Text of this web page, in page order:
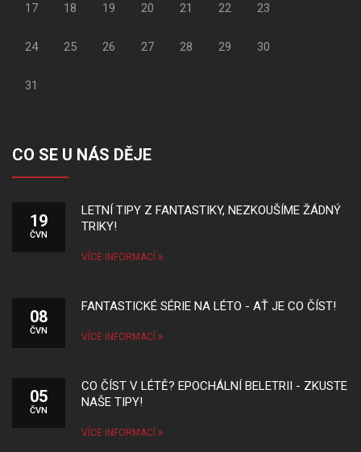
17 18 19 20 21 22 23
24 25 26 27 28 29 30
31
CO SE U NÁS DĚJE
19
ČVN
LETNÍ TIPY Z FANTASTIKY, NEZKOUŠÍME ŽÁDNÝ
TRIKY!
VÍCE INFORMACÍ
08
ČVN
FANTASTICKÉ SÉRIE NA LÉTO - AŤ JE CO ČÍST!
VÍCE INFORMACÍ
05
ČVN
CO ČÍST V LÉTĚ? EPOCHÁLNÍ BELETRII - ZKUSTE
NAŠE TIPY!
VÍCE INFORMACÍ